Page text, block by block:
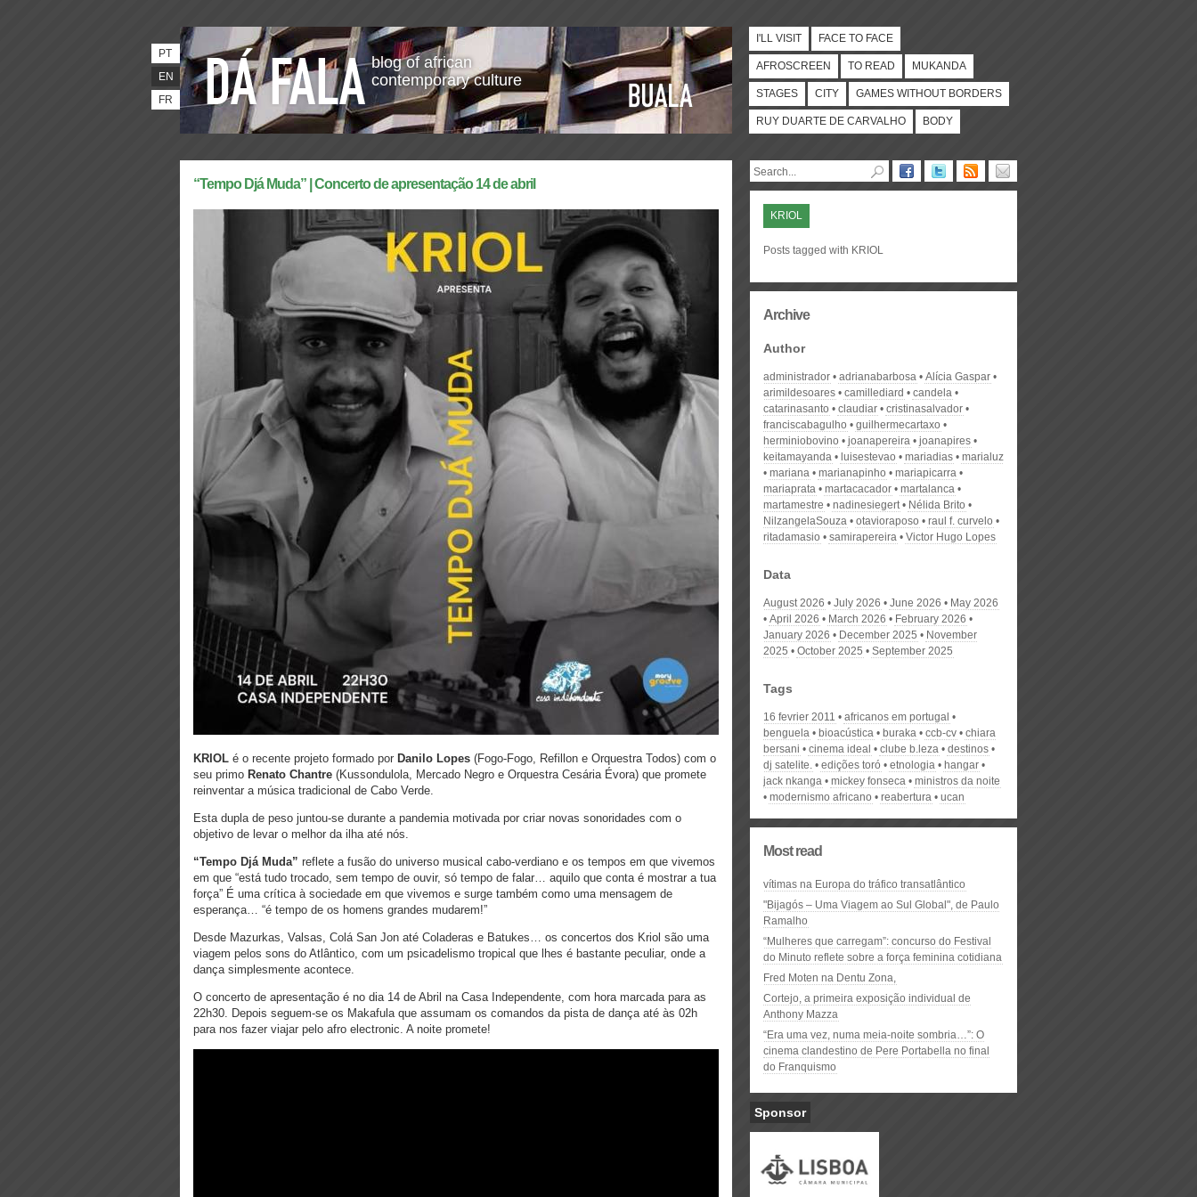
blog of african
contemporary culture
PT
EN
FR
I'LL VISIT FACE TO FACE
AFROSCREEN TO READ MUKANDA
STAGES CITY GAMES WITHOUT BORDERS
RUY DUARTE DE CARVALHO BODY
“Tempo Djá Muda” | Concerto de apresentação 14 de abril
KRIOL é o recente projeto formado por Danilo Lopes (Fogo-Fogo, Refillon e Orquestra Todos) com o
seu primo Renato Chantre (Kussondulola, Mercado Negro e Orquestra Cesária Évora) que promete
reinventar a música tradicional de Cabo Verde.
Esta dupla de peso juntou-se durante a pandemia motivada por criar novas sonoridades com o
objetivo de levar o melhor da ilha até nós.
“Tempo Djá Muda” reflete a fusão do universo musical cabo-verdiano e os tempos em que vivemos
em que “está tudo trocado, sem tempo de ouvir, só tempo de falar… aquilo que conta é mostrar a tua
força” É uma crítica à sociedade em que vivemos e surge também como uma mensagem de
esperança… “é tempo de os homens grandes mudarem!”
Desde Mazurkas, Valsas, Colá San Jon até Coladeras e Batukes… os concertos dos Kriol são uma
viagem pelos sons do Atlântico, com um psicadelismo tropical que lhes é bastante peculiar, onde a
dança simplesmente acontece.
O concerto de apresentação é no dia 14 de Abril na Casa Independente, com hora marcada para as
22h30. Depois seguem-se os Makafula que assumam os comandos da pista de dança até às 02h
para nos fazer viajar pelo afro electronic. A noite promete!
KRIOL
Posts tagged with KRIOL
Archive
Author
administrador adrianabarbosa
Alícia Gaspar
arimildesoares
camillediard
candela
catarinasanto
claudiar
cristinasalvador
franciscabagulho
guilhermecartaxo
herminiobovino
joanapereira
joanapires
keitamayanda
luisestevao mariadias
marialuz
mariana
marianapinho
mariapicarra
mariaprata
martacacador
martalanca
martamestre
nadinesiegert
Nélida Brito
NilzangelaSouza
otavioraposo
raul f. curvelo
ritadamasio
samirapereira Victor Hugo Lopes
Data
August 2026 July 2026 June 2026
May 2026
April 2026
March 2026
February 2026
January 2026
December 2025
November
2025
October 2025 September 2025
Tags
16 fevrier 2011
africanos em portugal
benguela
bioacústica buraka ccb-cv
chiara
bersani
cinema ideal clube b.leza
destinos
dj satelite.
edições toró etnologia
hangar
jack nkanga
mickey fonseca
ministros da noite
modernismo africano
reabertura ucan
Most read
vítimas na Europa do tráfico transatlântico
"Bijagós – Uma Viagem ao Sul Global", de Paulo
Ramalho
“Mulheres que carregam”: concurso do Festival
do Minuto reflete sobre a força feminina cotidiana
Fred Moten na Dentu Zona,
Cortejo, a primeira exposição individual de
Anthony Mazza
“Era uma vez, numa meia-noite sombria…”: O
cinema clandestino de Pere Portabella no final
do Franquismo
Sponsor